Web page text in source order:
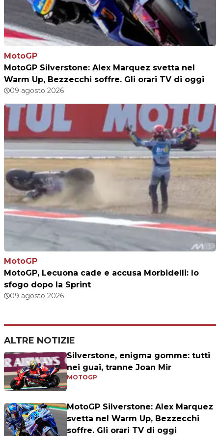
MotoGP
MotoGP Silverstone: Alex Marquez svetta nel
Warm Up, Bezzecchi soffre. Gli orari TV di oggi
09 agosto 2026
MotoGP
MotoGP, Lecuona cade e accusa Morbidelli: lo
sfogo dopo la Sprint
09 agosto 2026
ALTRE NOTIZIE
Silverstone, enigma gomme: tutti
nei guai, tranne Joan Mir
MOTOGP
MotoGP Silverstone: Alex Marquez
svetta nel Warm Up, Bezzecchi
soffre. Gli orari TV di oggi